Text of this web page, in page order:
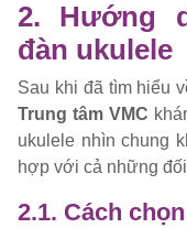
2. Hướng
đàn ukulele
Sau khi đã tìm hiểu
Trung tâm VMC
ukulele nhìn chung
hợp với cả những
2.1. Cách